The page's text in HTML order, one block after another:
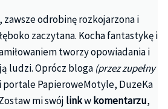
zawsze odrobinę rozkojarzona i
zaczytana. Kocha fantastykę i
tworzy opowiadania i
ludzi. Oprócz bloga (przez zupełny
PapieroweMotyle, DuzeKa
mi swój linkwkomentarzu,